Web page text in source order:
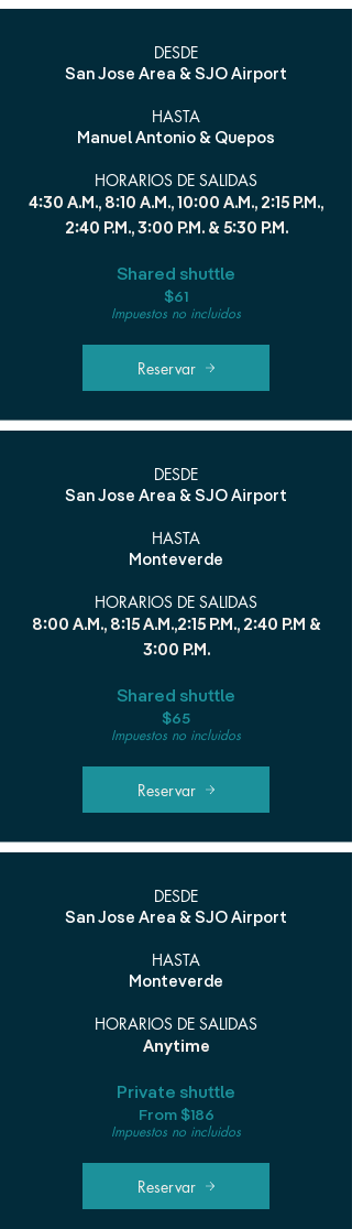
DESDE
San Jose Area & SJO Airport
HASTA
Manuel Antonio & Quepos
HORARIOS DE SALIDAS
4:30 A.M., 8:10 A.M., 10:00 A.M., 2:15 P.M.,
2:40 P.M., 3:00 P.M. & 5:30 P.M.
Shared shuttle
$61
Impuestos no incluidos
Reservar
DESDE
San Jose Area & SJO Airport
HASTA
Monteverde
HORARIOS DE SALIDAS
8:00 A.M., 8:15 A.M.,2:15 P.M., 2:40 P.M &
3:00 P.M.
Shared shuttle
$65
Impuestos no incluidos
Reservar
DESDE
San Jose Area & SJO Airport
HASTA
Monteverde
HORARIOS DE SALIDAS
Anytime
Private shuttle
From $186
Impuestos no incluidos
Reservar